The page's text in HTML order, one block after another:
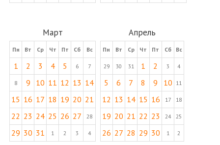
Март
Пн Вт Ср Чт Пт Сб Вс
1 2 3 4 5 6 7
8 9 10 11 12 13 14
15 16 17 18 19 20 21
22 23 24 25 26 27 28
29 30 31 1 2 3 4
Апрель
Пн Вт Ср Чт Пт Сб Вс
29 30 31 1 2 3 4
5 6 7 8 9 10 11
12 13 14 15 16 17 18
19 20 21 22 23 24 25
26 27 28 29 30 1 2